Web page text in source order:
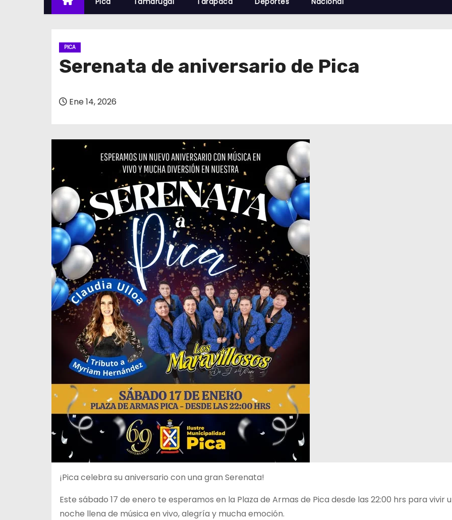
PICA
Serenata de aniversario de Pica
Ene 14, 2026
¡Pica celebra su aniversario con una gran Serenata!
Este sábado 17 de enero te esperamos en la Plaza de Armas de Pica desde las 22:00 hrs para vivir
noche llena de música en vivo, alegría y mucha emoción.